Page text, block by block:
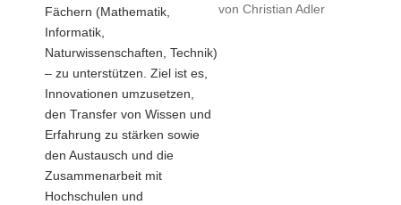
von Christian Adler
Fächern (Mathematik,
Informatik,
Naturwissenschaften, Technik)
– zu unterstützen. Ziel ist es,
Innovationen umzusetzen,
den Transfer von Wissen und
Erfahrung zu stärken sowie
den Austausch und die
Zusammenarbeit mit
Hochschulen und